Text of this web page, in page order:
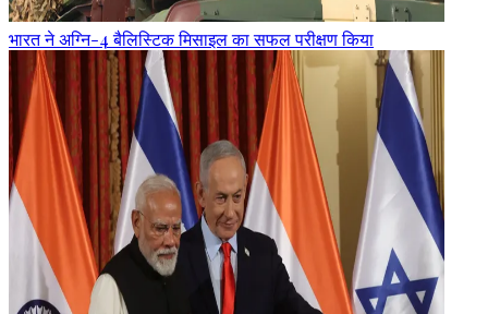
भारत ने अग्नि-4 बैलिस्टिक मिसाइल का सफल परीक्षण किया